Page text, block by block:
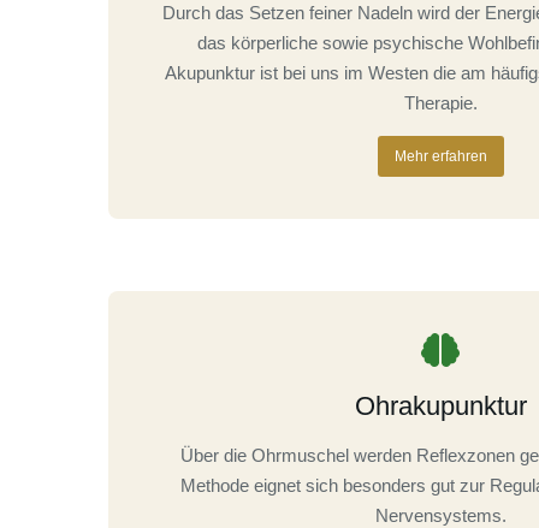
Durch das Setzen feiner Nadeln wird der
das körperliche sowie psychische
Akupunktur ist bei uns im Westen die am
Therapie.
Mehr erfahren
Ohrakupunktur
Über die Ohrmuschel werden Reflexzonen
Methode eignet sich besonders gut zur
Nervensystems.